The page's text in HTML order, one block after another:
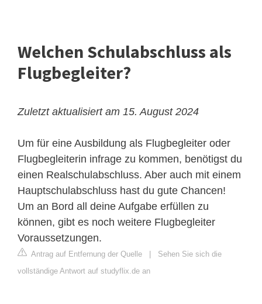
Welchen Schulabschluss als
Flugbegleiter?
Zuletzt aktualisiert am 15. August 2024
Um für eine Ausbildung als Flugbegleiter oder
Flugbegleiterin infrage zu kommen, benötigst du
einen Realschulabschluss. Aber auch mit einem
Hauptschulabschluss hast du gute Chancen!
Um an Bord all deine Aufgabe erfüllen zu
können, gibt es noch weitere Flugbegleiter
Voraussetzungen.
Antrag auf Entfernung der Quelle
Sehen Sie sich die
vollständige Antwort auf studyflix.de an